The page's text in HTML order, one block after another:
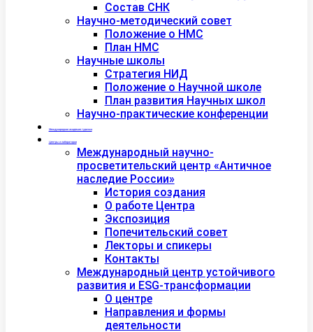
Состав СНК
Научно-методический совет
Положение о НМС
План НМС
Научные школы
Стратегия НИД
Положение о Научной школе
План развития Научных школ
Научно-практические конференции
Международная академия туризма
Центры и лаборатории
Международный научно-
просветительский центр «Античное
наследие России»
История создания
О работе Центра
Экспозиция
Попечительский совет
Лекторы и спикеры
Контакты
Международный центр устойчивого
развития и ESG-трансформации
О центре
Направления и формы
деятельности